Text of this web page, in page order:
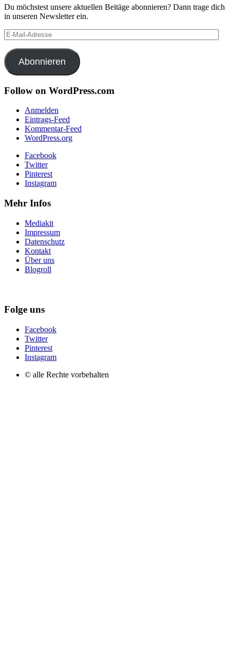
Du möchstest unsere aktuellen Beitäge abonnieren? Dann trage dich
in unseren Newsletter ein.
E-
Mail-
Adresse
Abonnieren
Follow on WordPress.com
Anmelden
Eintrags-Feed
Kommentar-Feed
WordPress.org
Facebook
Twitter
Pinterest
Instagram
Mehr Infos
Mediakit
Impressum
Datenschutz
Kontakt
Über uns
Blogroll
Folge uns
Facebook
Twitter
Pinterest
Instagram
© alle Rechte vorbehalten